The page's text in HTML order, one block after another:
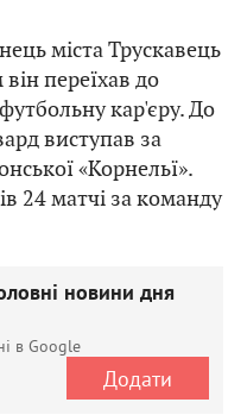
міста Трускавець
він переїхав до
кар'єру. До
виступав за
«Корнельї».
24 матчі за команду
новини дня
в Google
Додати